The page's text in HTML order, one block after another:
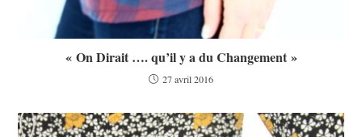
« On Dirait …. qu’il y a du Changement »
27 avril 2016